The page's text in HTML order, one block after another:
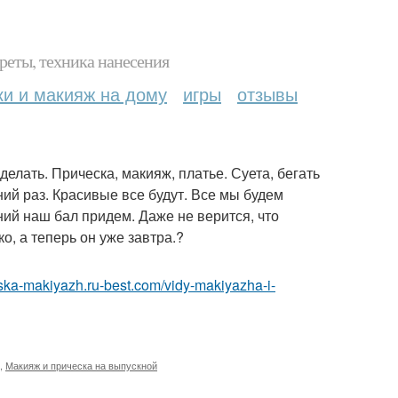
техника нанесения
и макияж на дому игры отзывы
Прическа, макияж, платье. Суета, бегать
раз. Красивые все будут. Все мы будем
наш бал придем. Даже не верится, что
а теперь он уже завтра.?
makiyazh.ru-best.com/vidy-makiyazha-i-
Макияж и прическа на выпускной